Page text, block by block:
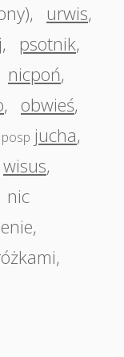
, urwis,
, psotnik,
nicpoń,
, obwieś,
posp jucha,
wisus,
nic
,
,